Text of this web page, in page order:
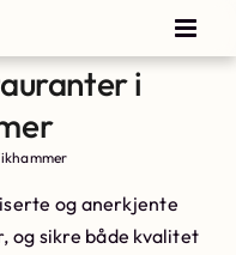
i
og anerkjente
og sikre både kvalitet